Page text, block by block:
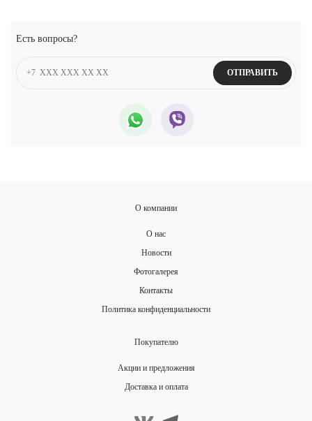
Есть вопросы?
ОТПРАВИТЬ
О компании
О нас
Новости
Фотогалерея
Контакты
Политика конфиденциальности
Покупателю
Акции и предложения
Доставка и оплата